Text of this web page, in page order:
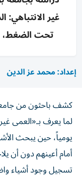
غير الانتباهي:
تحت الضغط،
إعداد: محمد عز الدين
كشف باحثون من
لما يعرف بـ«العمى غير
يومياً، حين يبحث
أمام أعينهم دون أن
تسجيل وجود أشياء